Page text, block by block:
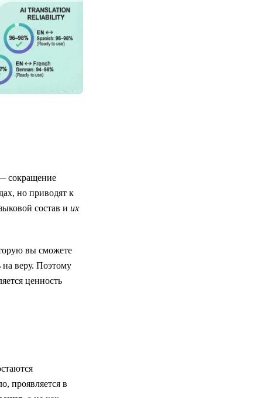
сокращение
но приводят к
состав и их
вы сможете
веру. Поэтому
ценность
проявляется в